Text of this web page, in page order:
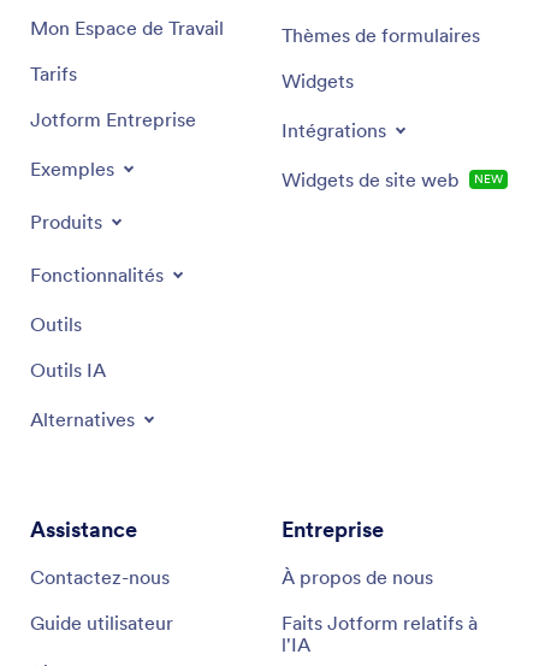
Mon Espace de Travail
Tarifs
Jotform Entreprise
Exemples
Produits
Fonctionnalités
Outils
Outils IA
Alternatives
Thèmes de formulaires
Widgets
Intégrations
Widgets de site web NEW
Assistance
Contactez-nous
Guide utilisateur
Entreprise
À propos de nous
Faits Jotform relatifs à
l'IA